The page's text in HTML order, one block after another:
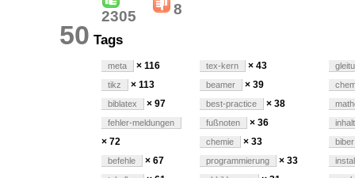
2305 8
50 Tags
meta × 116
tikz × 113
biblatex × 97
fehler-meldungen
× 72
befehle × 67
tex-kern × 43
beamer × 39
best-practice × 38
fußnoten × 36
chemie × 33
programmierung × 33
biber